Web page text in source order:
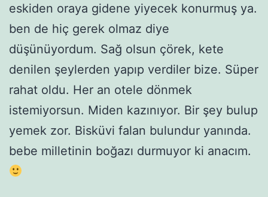
eskiden oraya gidene yiyecek konurmuş ya.
ben de hiç gerek olmaz diye
düşünüyordum. Sağ olsun çörek, kete
denilen şeylerden yapıp verdiler bize. Süper
rahat oldu. Her an otele dönmek
istemiyorsun. Miden kazınıyor. Bir şey bulup
yemek zor. Bisküvi falan bulundur yanında.
bebe milletinin boğazı durmuyor ki anacım.